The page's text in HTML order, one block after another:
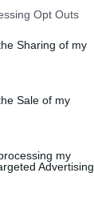
Opt Outs
Sharing of my
Sale of my
my
Advertising.